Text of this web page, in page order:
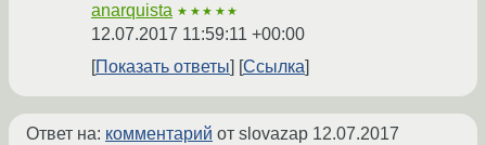
anarquista ★★★★★
12.07.2017 11:59:11 +00:00
Показать ответы
Ссылка
Ответ на: комментарий от slovazap 12.07.2017